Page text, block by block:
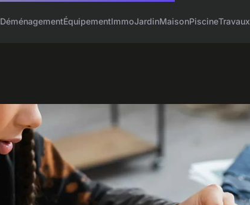
DéménagementÉquipementImmoJardinMaisonPiscineTravaux